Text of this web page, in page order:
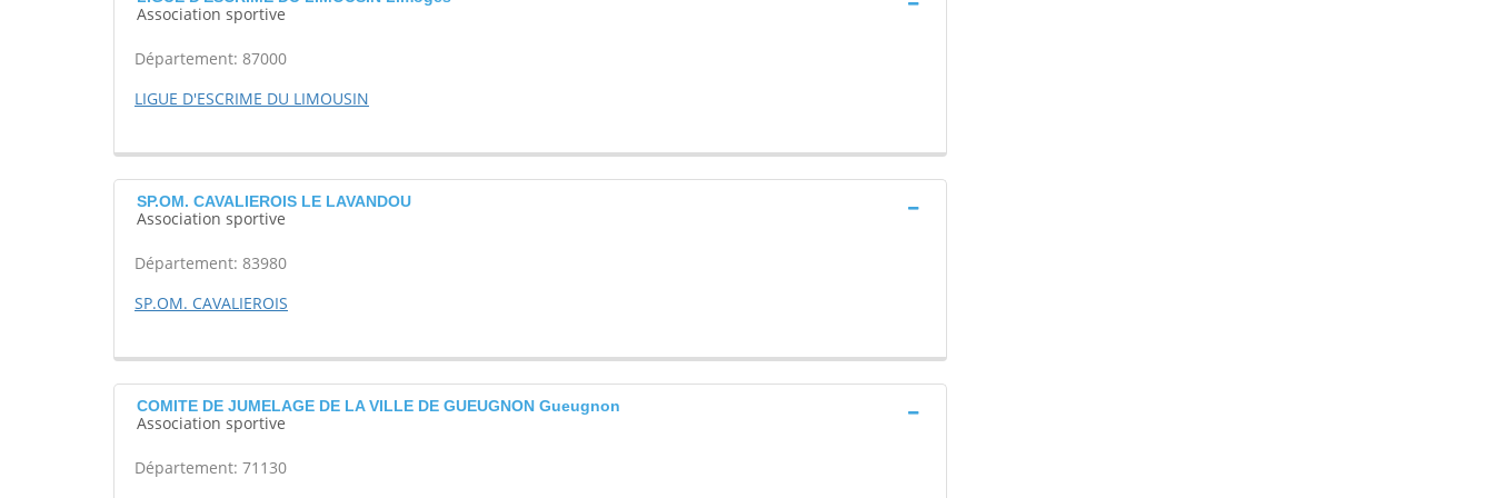
Association sportive
Département: 87000
LIGUE D'ESCRIME DU LIMOUSIN
SP.OM. CAVALIEROIS LE LAVANDOU
Association sportive
Département: 83980
SP.OM. CAVALIEROIS
COMITE DE JUMELAGE DE LA VILLE DE GUEUGNON Gueugnon
Association sportive
Département: 71130